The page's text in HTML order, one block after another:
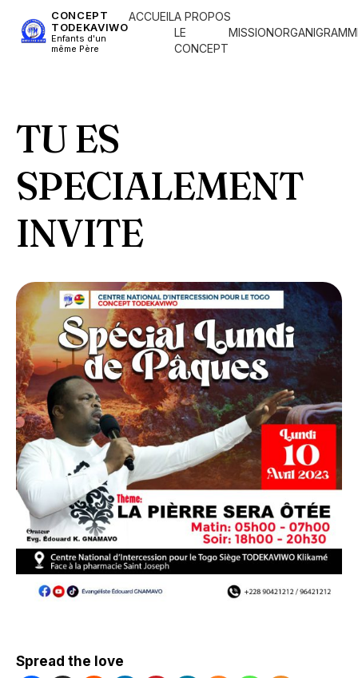
CONCEPT
TODEKAVIWO
Enfants d'un
même Père
ACCUEILA PROPOS
LE
CONCEPT
MISSION
TU ES
SPECIALEMENT
INVITE
Spread the love